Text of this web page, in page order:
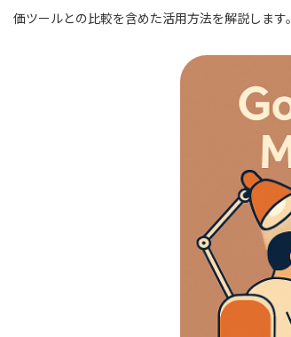
価ツールとの比較を含めた活用方法を解説します。